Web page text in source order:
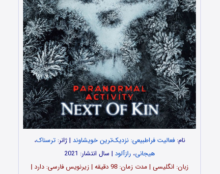
نام:فعالیت فراطبیعی: نزدیک‌‌ترین خویشاوند | ژانر:ترسناک،
هیجانی، رازآلود | سال انتشار: 2021
زبان: انگلیسی | مدت زمان: 98 دقیقه | زیرنویس فارسی: دارد |